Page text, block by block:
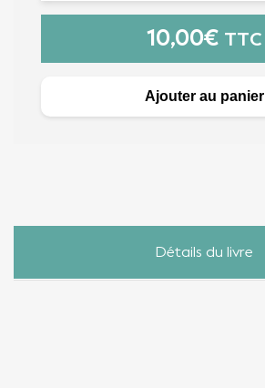
10,00€ TTC
Ajouter au panier
Détails du livre